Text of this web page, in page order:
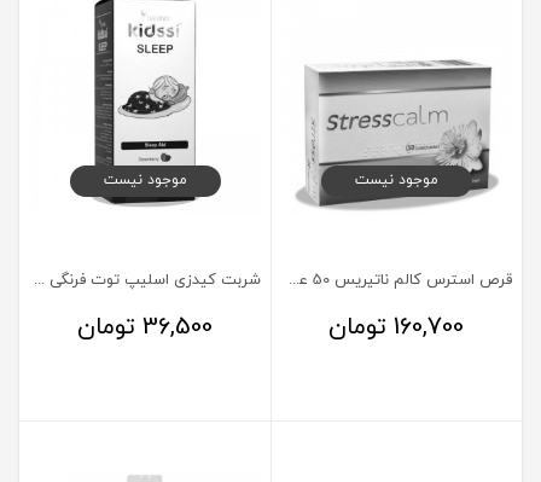
موجود نیست
قرص استرس کالم ناتیریس 50 عددی
160,700 تومان
موجود نیست
شربت کیدزی اسلیپ توت فرنگی دایونیکس فارما 150 میلی لیتر
36,500 تومان